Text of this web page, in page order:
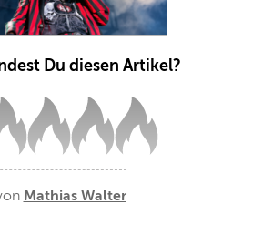
Du diesen Artikel?
Mathias Walter